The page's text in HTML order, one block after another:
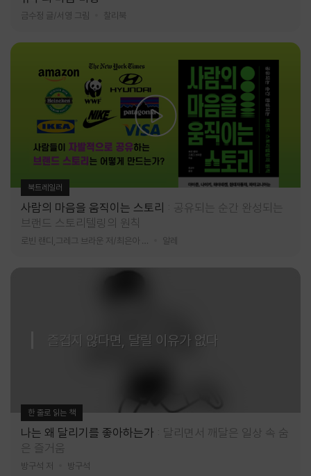
금수정 글/서영 그림 찰리북
북트레일러
사람의 마음을 움직이는 스토리
공유되는 순간 완성되는
브랜드 스토리텔링의 원칙
알레
즐겁지 않다면, 달릴 이유가 없다
한 줄로 읽는 책
나는 왜 달리기를 좋아하는가
달리면서 깨달은 일상 속 숨
은 즐거움
방구석 저 방구석